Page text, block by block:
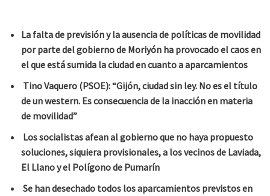
La falta de previsión y la ausencia de políticas de movilidad
por parte del gobierno de Moriyón ha provocado el caos en
el que está sumida la ciudad en cuanto a aparcamientos
Tino Vaquero (PSOE): “Gijón, ciudad sin ley. No es el título
de un western. Es consecuencia de la inacción en materia
de movilidad”
Los socialistas afean al gobierno que no haya propuesto
soluciones, siquiera provisionales, a los vecinos de Laviada,
El Llano y el Polígono de Pumarín
Se han desechado todos los aparcamientos previstos en